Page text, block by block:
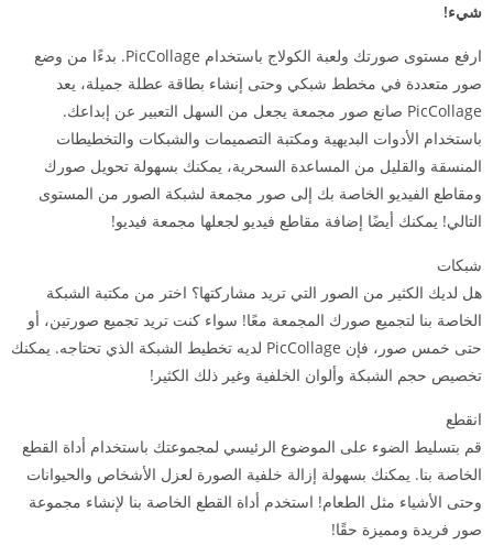
شيء!
ارفع مستوى صورتك ولعبة الكولاج باستخدام PicCollage. بدءًا من وضع
صور متعددة في مخطط شبكي وحتى إنشاء بطاقة عطلة جميلة، يعد
PicCollage صانع صور مجمعة يجعل من السهل التعبير عن إبداعك.
باستخدام الأدوات البديهية ومكتبة التصميمات والشبكات والتخطيطات
المنسقة والقليل من المساعدة السحرية، يمكنك بسهولة تحويل صورك
ومقاطع الفيديو الخاصة بك إلى صور مجمعة لشبكة الصور من المستوى
التالي! يمكنك أيضًا إضافة مقاطع فيديو لجعلها مجمعة فيديو!
شبكات
هل لديك الكثير من الصور التي تريد مشاركتها؟ اختر من مكتبة الشبكة
الخاصة بنا لتجميع صورك المجمعة معًا! سواء كنت تريد تجميع صورتين، أو
حتى خمس صور، فإن PicCollage لديه تخطيط الشبكة الذي تحتاجه. يمكنك
تخصيص حجم الشبكة وألوان الخلفية وغير ذلك الكثير!
انقطع
قم بتسليط الضوء على الموضوع الرئيسي لمجموعتك باستخدام أداة القطع
الخاصة بنا. يمكنك بسهولة إزالة خلفية الصورة لعزل الأشخاص والحيوانات
وحتى الأشياء مثل الطعام! استخدم أداة القطع الخاصة بنا لإنشاء مجموعة
صور فريدة ومميزة حقًا!